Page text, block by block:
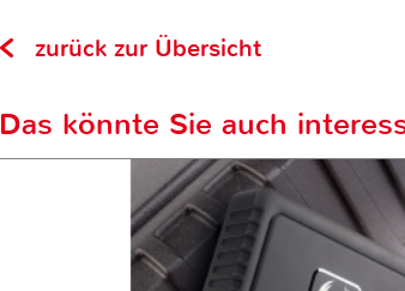
zurück zur Übersicht
Das könnte Sie auch